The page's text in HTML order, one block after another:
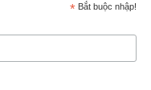
* Bắt buộc nhập!